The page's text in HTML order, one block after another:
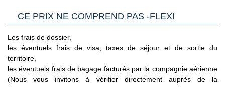
Demi-journée à 38euros. Réalisable les dimanches matin.
LES TROIS CITES
Région du Grand Port face à La Valette connu sous le nom
des Trois Cités : Vittoriosa, Cospicua et Senglea. Traversée
de Cospicua puis promenade dans Vittoriosa : rues étroites,
bâtiments historiques et premières auberges des Chevaliers.
Cliquant ici.
- Canada : sur le site du gouvernement canadien en
Cliquant ici.
Pour les passagers binationaux ou de nationalité étrangère:
il est préférable de vous rapprocher du consulat ou de
CE PRIX NE COMPREND PAS -FLEXI
Les frais de dossier,
les éventuels frais de visa, taxes de séjour et de sortie du
territoire,
les éventuels frais de bagage facturés par la compagnie aérienne
(Nous vous invitons à vérifier directement auprès de la